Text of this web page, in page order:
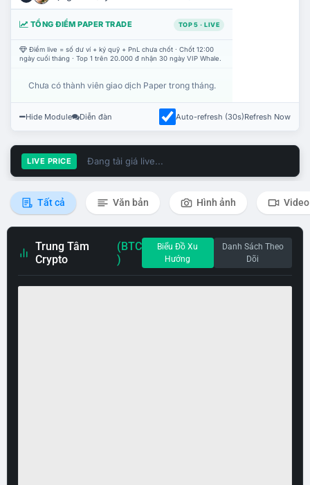
TỔNG ĐIỂM PAPER TRADE TOP 5 · LIVE
Điểm live = số dư ví + ký quỹ + PnL chưa chốt · Chốt 12:00
ngày cuối tháng · Top 1 trên 20.000 đ nhận 30 ngày VIP Whale.
Chưa có thành viên giao dịch Paper trong tháng.
Hide Module Diễn đàn Auto-refresh (30s)Refresh Now
LIVE PRICE Đang tải giá live...
Tất cả Văn bản Hình ảnh Video
Trung Tâm
Crypto
(BTC
)
Biểu Đồ Xu
Hướng
Danh Sách Theo
Dõi